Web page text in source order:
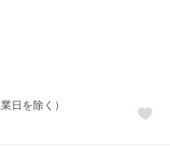
日を除く）